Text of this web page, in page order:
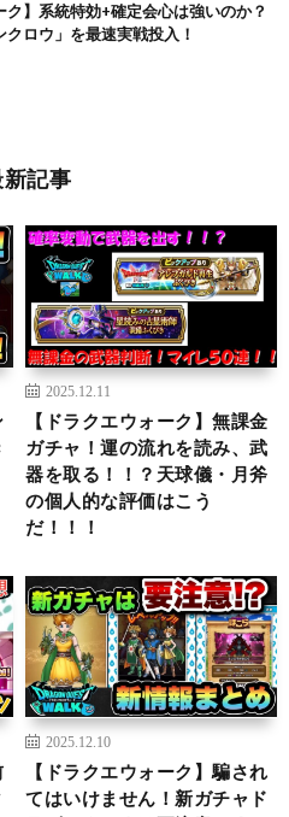
ク】系統特効+確定会心は強いのか？
ロウ」を最速実戦投入！
記事
2025.12.11
【ドラクエウォーク】無課金
ガチャ！運の流れを読み、武
器を取る！！？天球儀・月斧
の個人的な評価はこう
だ！！！
2025.12.10
【ドラクエウォーク】騙され
てはいけません！新ガチャド